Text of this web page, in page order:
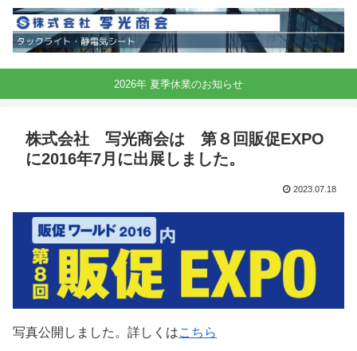
2026年 夏季休業のお知らせ
株式会社 写光商会は 第８回販促EXPO
に2016年7月に出展しました。
2023.07.18
写真公開しました。詳しくはこちら